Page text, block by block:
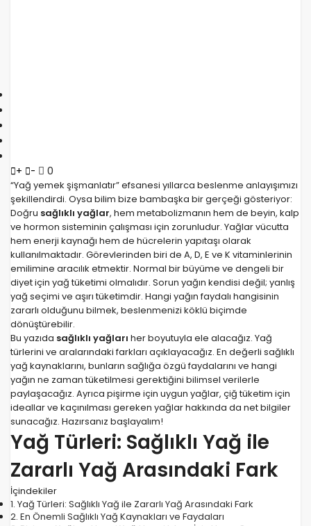
+ - 0
“Yağ yemek şişmanlatır” efsanesi yıllarca beslenme anlayışımızı
şekillendirdi. Oysa bilim bize bambaşka bir gerçeği gösteriyor:
Doğru sağlıklı yağlar, hem metabolizmanın hem de beyin, kalp
ve hormon sisteminin çalışması için zorunludur. Yağlar vücutta
hem enerji kaynağı hem de hücrelerin yapıtaşı olarak
kullanılmaktadır. Görevlerinden biri de A, D, E ve K vitaminlerinin
emilimine aracılık etmektir. Normal bir büyüme ve dengeli bir
diyet için yağ tüketimi olmalıdır. Sorun yağın kendisi değil; yanlış
yağ seçimi ve aşırı tüketimdir. Hangi yağın faydalı hangisinin
zararlı olduğunu bilmek, beslenmenizi köklü biçimde
dönüştürebilir.
Bu yazıda sağlıklı yağları her boyutuyla ele alacağız. Yağ
türlerini ve aralarındaki farkları açıklayacağız. En değerli sağlıklı
yağ kaynaklarını, bunların sağlığa özgü faydalarını ve hangi
yağın ne zaman tüketilmesi gerektiğini bilimsel verilerle
paylaşacağız. Ayrıca pişirme için uygun yağlar, çiğ tüketim için
ideallar ve kaçınılması gereken yağlar hakkında da net bilgiler
sunacağız. Hazırsanız başlayalım!
Yağ Türleri: Sağlıklı Yağ ile
Zararlı Yağ Arasındaki Fark
İçindekiler
1. Yağ Türleri: Sağlıklı Yağ ile Zararlı Yağ Arasındaki Fark
2. En Önemli Sağlıklı Yağ Kaynakları ve Faydaları